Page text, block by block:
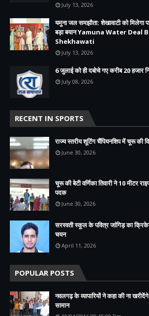
July 13, 2026
यमुना जल समझौता: शेखावाटी को मिलेगा
बड़ा बयान Yamuna Water
Shekhawati
July 13, 2026
6 जुलाई को ही दबोचे गए करीब 20 हजार
July 08, 2026
RECENT IN SPORTS
राज्य स्तरीय शूटिंग चैंपियनशिप में चूरू की
June 30, 2026
चूरू की बेटी वर्णिका तिवारी ने 10 मीटर
पदक
June 30, 2026
सरस्वती स्कूल के पवित्र जांगिड़ का
चयन
April 11, 2026
POPULAR POSTS
नवलगढ़ के व्यापारियों ने कहा की ना
सामान